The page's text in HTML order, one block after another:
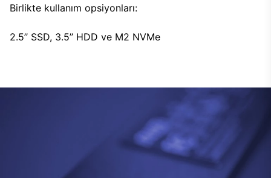
Birlikte kullanım opsiyonları:
2.5’’ SSD, 3.5’’ HDD ve M2 NVMe